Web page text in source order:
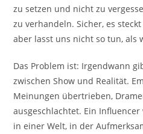
zu setzen und nicht zu
zu verhandeln. Sicher, es
aber lasst uns nicht so tun, als
Das Problem ist: Irgendwann
zwischen Show und Realität.
Meinungen übertrieben,
ausgeschlachtet. Ein
in einer Welt, in der